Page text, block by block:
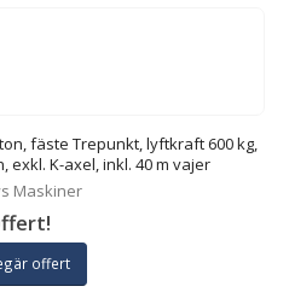
fäste Trepunkt, lyftkraft 600 kg,
exkl. K-axel, inkl. 40 m vajer
Maskiner
offert